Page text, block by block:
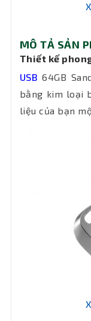
MÔ TẢ SẢN
Thiết kế
USB 64GB
bằng kim loại
liệu của bạn